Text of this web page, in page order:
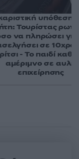
υπόθεση
Τουρίστας
να πληρώσει
σε
- Το παιδί
αμέριμνο σε αυλή
επιχείρησης